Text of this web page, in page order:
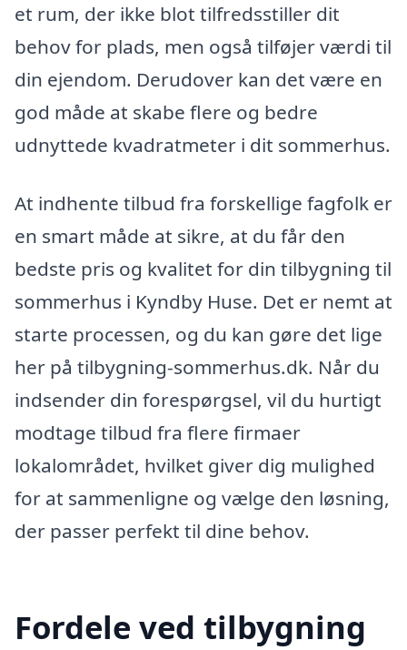
et rum, der ikke blot tilfredsstiller dit
behov for plads, men også tilføjer værdi til
din ejendom. Derudover kan det være en
god måde at skabe flere og bedre
udnyttede kvadratmeter i dit sommerhus.
At indhente tilbud fra forskellige fagfolk er
en smart måde at sikre, at du får den
bedste pris og kvalitet for din tilbygning til
sommerhus i Kyndby Huse. Det er nemt at
starte processen, og du kan gøre det lige
her på tilbygning-sommerhus.dk. Når du
indsender din forespørgsel, vil du hurtigt
modtage tilbud fra flere firmaer
lokalområdet, hvilket giver dig mulighed
for at sammenligne og vælge den løsning,
der passer perfekt til dine behov.
Fordele ved tilbygning